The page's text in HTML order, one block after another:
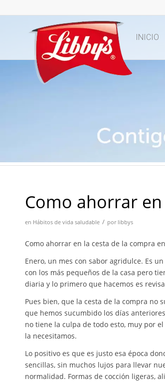
INICIO
Como ahorrar
en Hábitos de vida saludable / por libbys
Como ahorrar en la cesta de la compra
Enero, un mes con sabor agridulce. Es
con los más pequeños de la casa pero
diaria y lo primero que hacemos es
Pues bien, que la cesta de la compra no
que hemos sucumbido los días
no tiene la culpa de todo esto, muy por
la necesitamos.
Lo positivo es que es justo esa época
sencillas, sin muchos lujos para llevar
normalidad. Formas de cocción ligeras,